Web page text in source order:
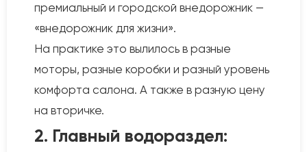
премиальный и городской внедорожник —
«внедорожник для жизни».
На практике это вылилось в разные
моторы, разные коробки и разный уровень
комфорта салона. А также в разную цену
на вторичке.
2. Главный водораздел: